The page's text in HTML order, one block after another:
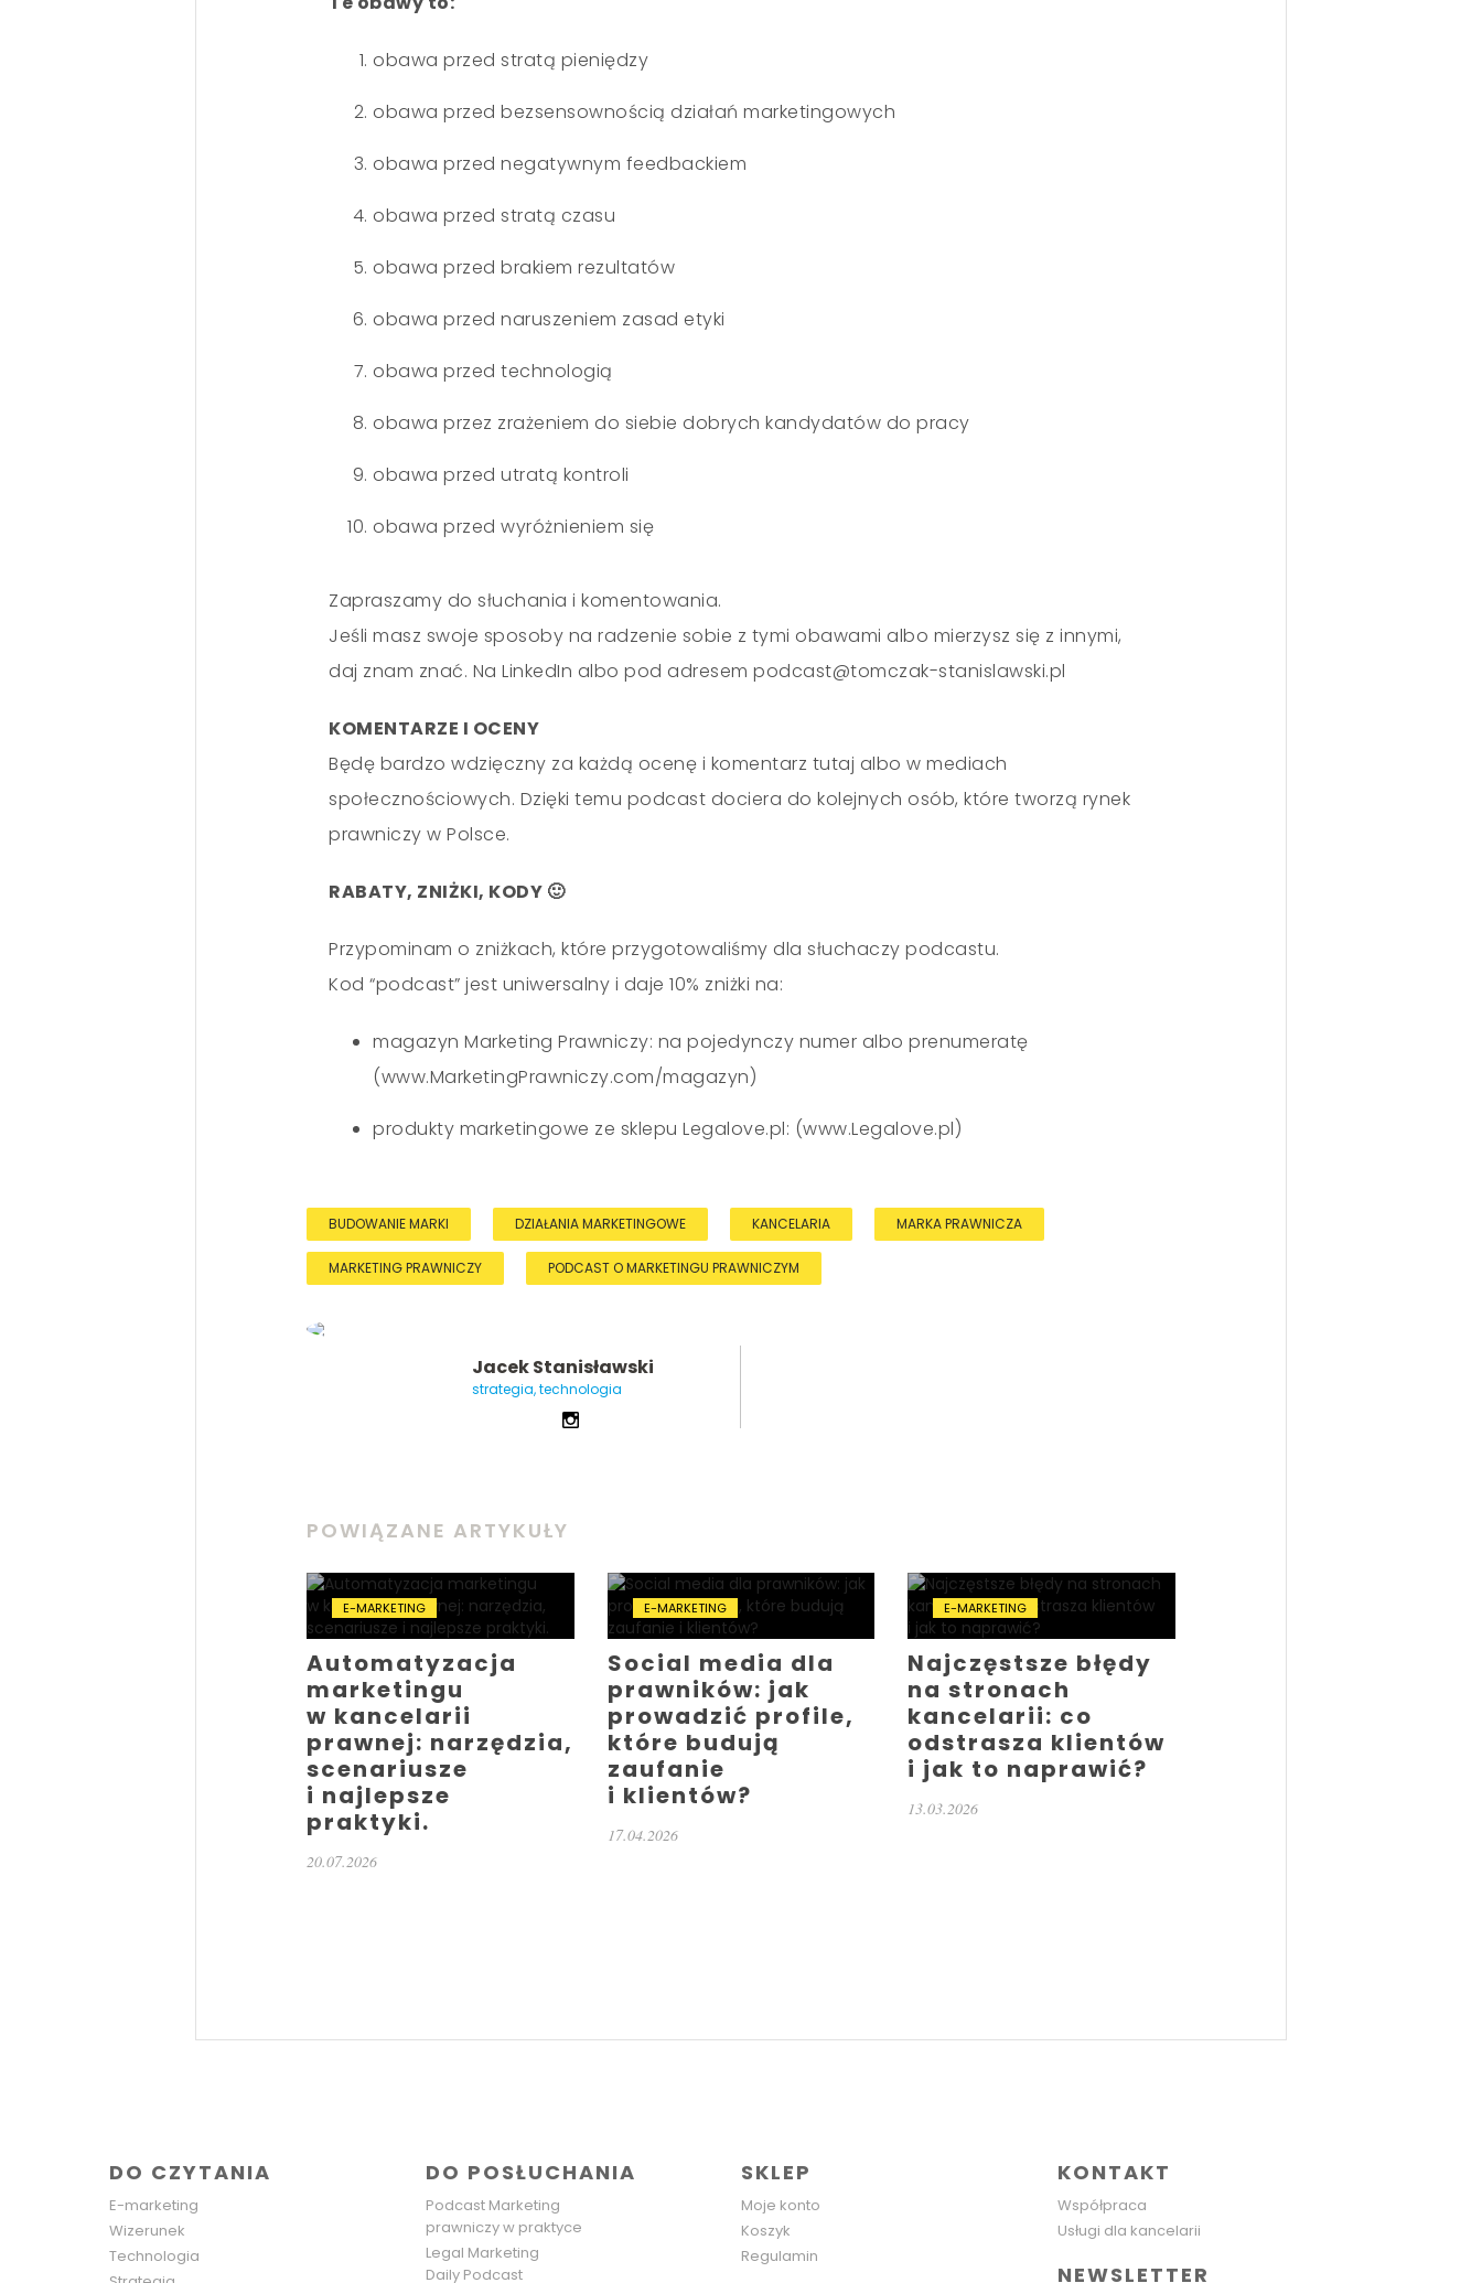
obawa przed stratą pieniędzy
obawa przed bezsensownością działań marketingowych
obawa przed negatywnym feedbackiem
obawa przed stratą czasu
obawa przed brakiem rezultatów
obawa przed naruszeniem zasad etyki
obawa przed technologią
obawa przez zrażeniem do siebie dobrych kandydatów do pracy
obawa przed utratą kontroli
obawa przed wyróżnieniem się
Zapraszamy do słuchania i komentowania.
Jeśli masz swoje sposoby na radzenie sobie z tymi obawami albo mierzysz się z innymi,
daj znam znać. Na LinkedIn albo pod adresem podcast@tomczak-stanislawski.pl
KOMENTARZE I OCENY
Będę bardzo wdzięczny za każdą ocenę i komentarz tutaj albo w mediach
społecznościowych. Dzięki temu podcast dociera do kolejnych osób, które tworzą rynek
prawniczy w Polsce.
RABATY, ZNIŻKI, KODY 🙂
Przypominam o zniżkach, które przygotowaliśmy dla słuchaczy podcastu.
Kod “podcast” jest uniwersalny i daje 10% zniżki na:
magazyn Marketing Prawniczy: na pojedynczy numer albo prenumeratę
(www.MarketingPrawniczy.com/magazyn)
produkty marketingowe ze sklepu Legalove.pl: (www.Legalove.pl)
BUDOWANIE MARKI DZIAŁANIA MARKETINGOWE KANCELARIA MARKA PRAWNICZA
MARKETING PRAWNICZY PODCAST O MARKETINGU PRAWNICZYM
Jacek Stanisławski
strategia, technologia
POWIĄZANE ARTYKUŁY
E-MARKETING
Automatyzacja
marketingu
w kancelarii
prawnej: narzędzia,
scenariusze
i najlepsze
praktyki.
20.07.2026
E-MARKETING
Social media dla
prawników: jak
prowadzić profile,
które budują
zaufanie
i klientów?
17.04.2026
E-MARKETING
Najczęstsze błędy
na stronach
kancelarii: co
odstrasza klientów
i jak to naprawić?
13.03.2026
DO CZYTANIA
E-marketing
Wizerunek
Technologia
DO POSŁUCHANIA
Podcast Marketing
prawniczy w praktyce
Legal Marketing
Daily Podcast
SKLEP
Moje konto
Koszyk
Regulamin
KONTAKT
Współpraca
Usługi dla kancelarii
NEWSLETTER